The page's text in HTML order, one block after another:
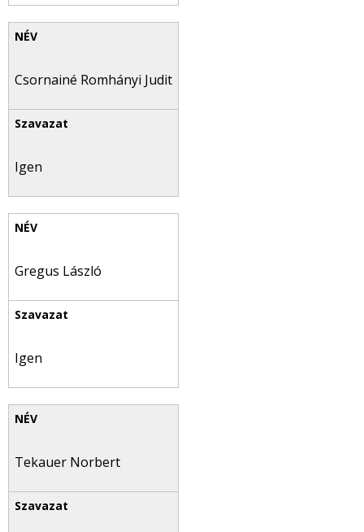
Csornainé Romhányi Judit
Igen
Gregus László
Igen
Tekauer Norbert